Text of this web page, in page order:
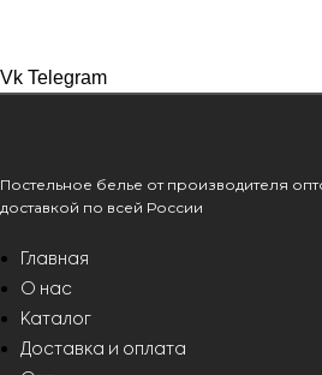
Vk Telegram
Постельное белье от производителя
доставкой по всей России
Главная
О нас
Каталог
Доставка и оплата